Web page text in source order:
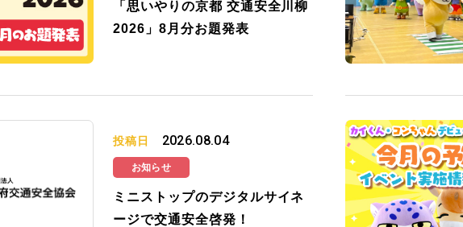
「思いやりの京都 交通安全川柳
2026」8月分お題発表
投稿日 2026.08.04
お知らせ
ミニストップのデジタルサイネ
ージで交通安全啓発！